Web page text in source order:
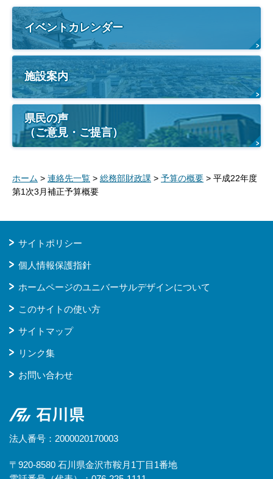
イベントカレンダー
施設案内
県民の声
（ご意見・ご提言）
ホーム > 連絡先一覧 > 総務部財政課 > 予算の概要 > 平成22年度
第1次3月補正予算概要
サイトポリシー
個人情報保護指針
ホームページのユニバーサルデザインについて
このサイトの使い方
サイトマップ
リンク集
お問い合わせ
石川県
法人番号：2000020170003
〒920-8580 石川県金沢市鞍月1丁目1番地